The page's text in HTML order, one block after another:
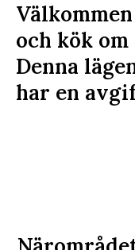
och kök om
Denna
har en